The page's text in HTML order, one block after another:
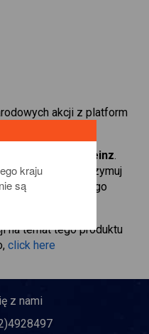
akcji z platform
Ainvesting.
CFD w
Kraft Heinz.
i otrzymuj
rzeczywistego
na temat tego produktu
click here
z nami
kraju
są